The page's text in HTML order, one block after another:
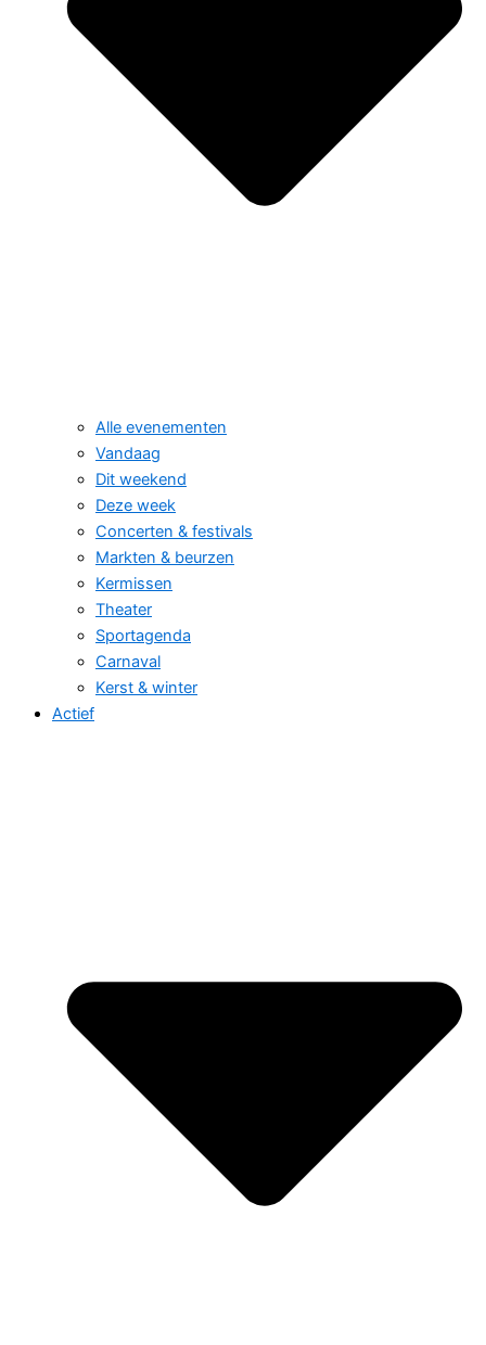
Alle evenementen
Vandaag
Dit weekend
Deze week
Concerten & festivals
Markten & beurzen
Kermissen
Theater
Sportagenda
Carnaval
Kerst & winter
Actief